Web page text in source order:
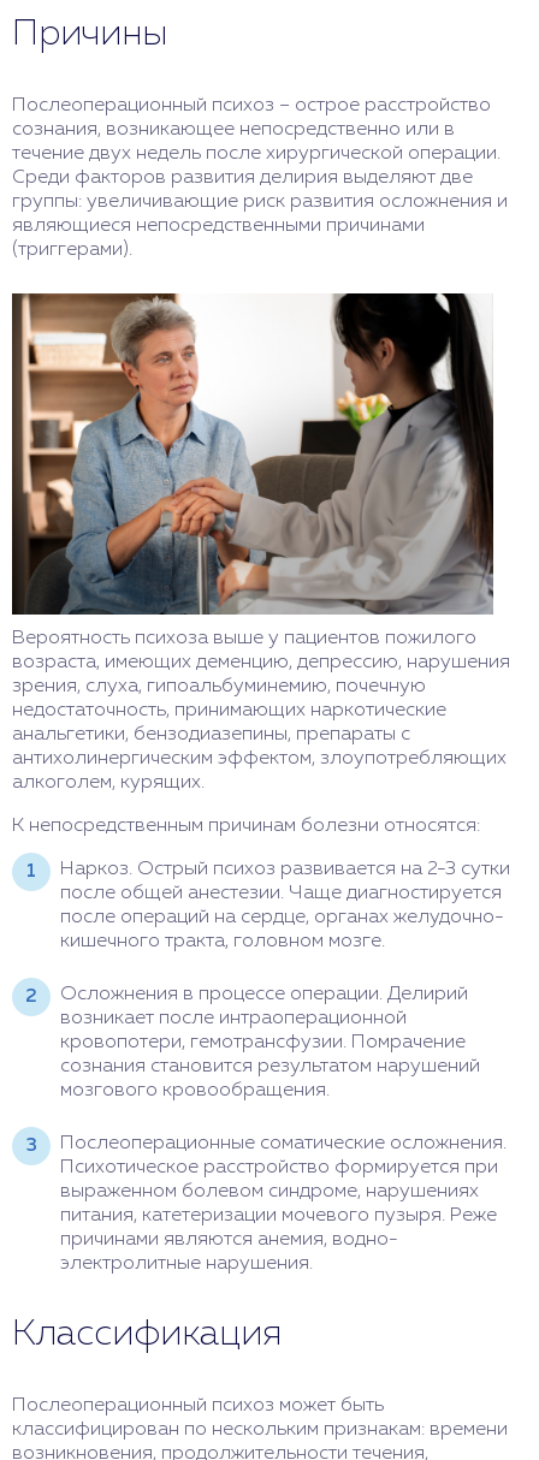
Причины
Послеоперационный психоз – острое расстройство
сознания, возникающее непосредственно или в
течение двух недель после хирургической операции.
Среди факторов развития делирия выделяют две
группы: увеличивающие риск развития осложнения и
являющиеся непосредственными причинами
(триггерами).
Вероятность психоза выше у пациентов пожилого
возраста, имеющих деменцию, депрессию, нарушения
зрения, слуха, гипоальбуминемию, почечную
недостаточность, принимающих наркотические
анальгетики, бензодиазепины, препараты с
антихолинергическим эффектом, злоупотребляющих
алкоголем, курящих.
К непосредственным причинам болезни относятся:
Наркоз. Острый психоз развивается на 2-3 сутки
после общей анестезии. Чаще диагностируется
после операций на сердце, органах желудочно-
кишечного тракта, головном мозге.
Осложнения в процессе операции. Делирий
возникает после интраоперационной
кровопотери, гемотрансфузии. Помрачение
сознания становится результатом нарушений
мозгового кровообращения.
Послеоперационные соматические осложнения.
Психотическое расстройство формируется при
выраженном болевом синдроме, нарушениях
питания, катетеризации мочевого пузыря. Реже
причинами являются анемия, водно-
электролитные нарушения.
Классификация
Послеоперационный психоз может быть
классифицирован по нескольким признакам: времени
возникновения, продолжительности течения,